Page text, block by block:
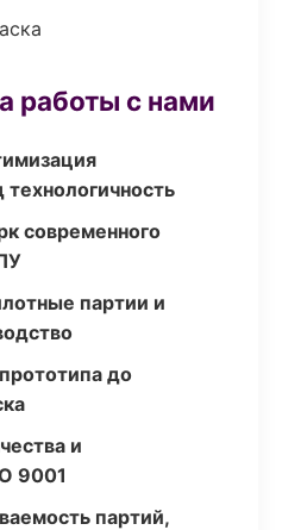
работы с нами
современного
партии и
до
и
9001
партий,